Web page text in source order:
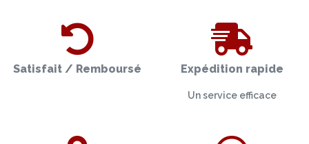
Satisfait / Remboursé Expédition rapide
Un service efficace